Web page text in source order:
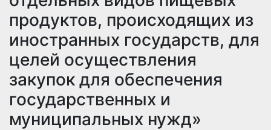
продуктов, происходящих из
иностранных государств, для
целей осуществления
закупок для обеспечения
государственных и
муниципальных нужд»